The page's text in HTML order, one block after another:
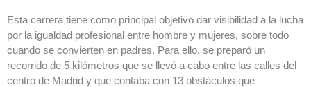
Esta carrera tiene como principal objetivo dar visibilidad a la lucha
por la igualdad profesional entre hombre y mujeres, sobre todo
cuando se convierten en padres. Para ello, se preparó un
recorrido de 5 kilómetros que se llevó a cabo entre las calles del
centro de Madrid y que contaba con 13 obstáculos que